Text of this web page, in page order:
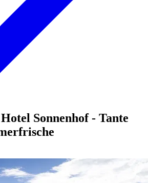
Sonnenhof - Tante